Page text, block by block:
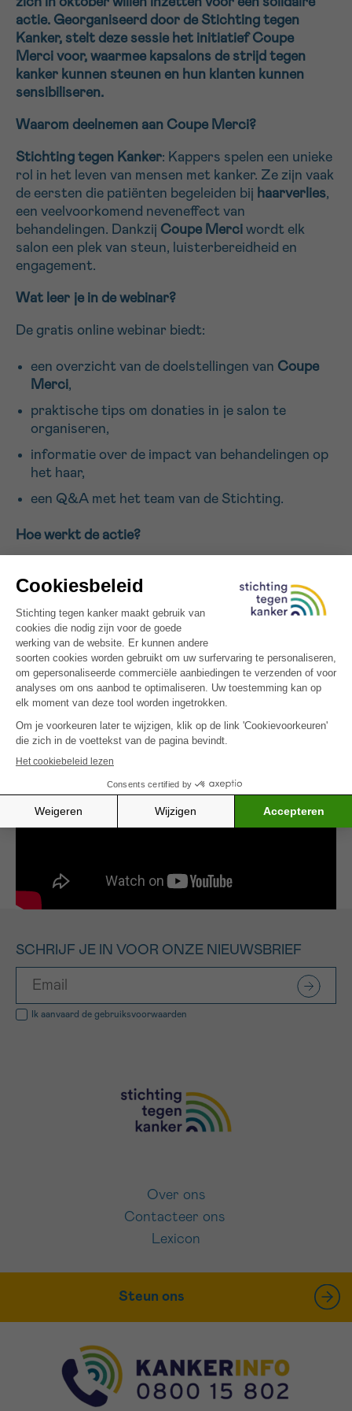
actie. Georganiseerd door de Stichting tegen
Kanker, stelt deze sessie het initiatief Coupe
Merci voor, waarmee kapsalons de strijd tegen
kanker kunnen steunen en hun klanten kunnen
sensibiliseren.
Waarom deelnemen aan Coupe Merci?
Stichting tegen Kanker: Kappers spelen een unieke
rol in het leven van mensen met kanker. Ze zijn vaak
de eersten die patiënten begeleiden bij haarverlies,
een veelvoorkomend neveneffect van
behandelingen. Dankzij Coupe Merci wordt elk
salon een plek van steun, luisterbereidheid en
engagement.
Wat leer je in de webinar?
De gratis online webinar biedt:
een overzicht van de doelstellingen van Coupe
Merci,
praktische tips om donaties in je salon te
organiseren,
informatie over de impact van behandelingen op
het haar,
een Q&A met het team van de Stichting.
Hoe werkt de actie?
ambassadeurs van de strijd
tegen kanker
vragen deelnemende salons hun klanten om
eenvrijwillige giftvanaf 5 euro,
de ingezamelde bedragen gaan naar de Stichting
tegen Kanker voorwetenschappelijk onderzoek
SCHRIJF JE IN VOOR ONZE NIEUWSBRIEF
Ik aanvaard de gebruiksvoorwaarden
VOORNAAM
EMAIL
MIJN VRAAG
Ja, stuur mij de nieuwsbrief
Ik aanvaard de gebruiksvoorwaarden
16h-18h
Verder
Over ons
Contacteer ons
Lexicon
Steun ons